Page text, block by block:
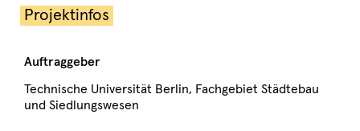
Projektinfos
Auftraggeber
Technische Universität Berlin, Fachgebiet Städtebau
und Siedlungswesen